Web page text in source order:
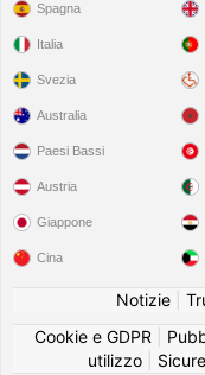
Spagna
Italia
Svezia
Australia
Paesi Bassi
Austria
Giappone
Cina
Notizie|
Cookie e GDPR
utilizzo|